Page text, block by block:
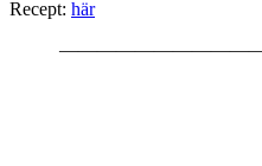
Recept: här